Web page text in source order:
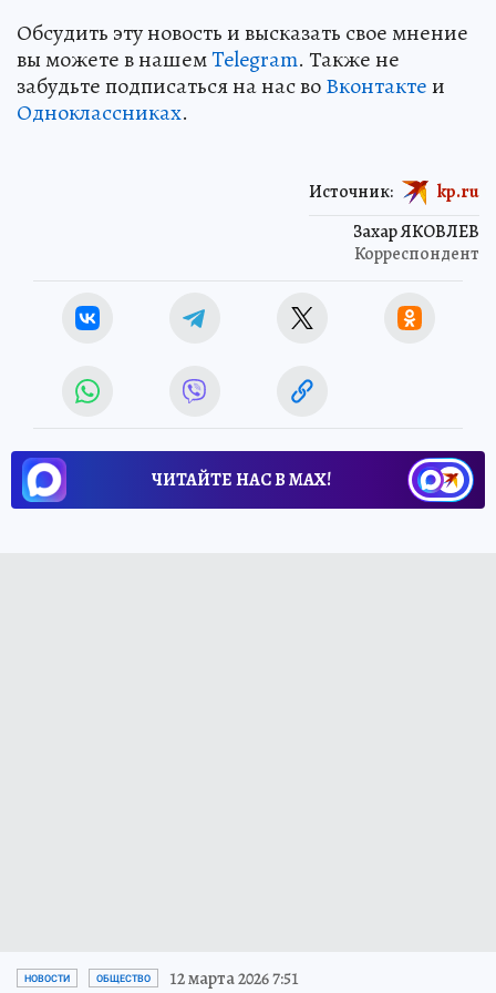
Обсудить эту новость и высказать свое мнение
вы можете в нашемTelegram. Также не
забудьте подписаться на нас воВконтактеи
Одноклассниках.
Захар ЯКОВЛЕВ
Корреспондент
Источник: kp.ru
ЧИТАЙТЕ НАС В МАХ!
НОВОСТИ ОБЩЕСТВО 12 марта 2026 7:51